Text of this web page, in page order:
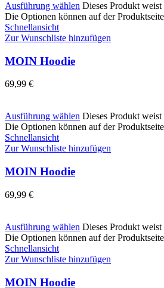
Ausführung wählen Dieses Produkt weist
Die Optionen können auf der
Schnellansicht
Zur Wunschliste hinzufügen
MOIN Hoodie
69,99 €
Ausführung wählen Dieses Produkt weist
Die Optionen können auf der
Schnellansicht
Zur Wunschliste hinzufügen
MOIN Hoodie
69,99 €
Ausführung wählen Dieses Produkt weist
Die Optionen können auf der
Schnellansicht
Zur Wunschliste hinzufügen
MOIN Hoodie